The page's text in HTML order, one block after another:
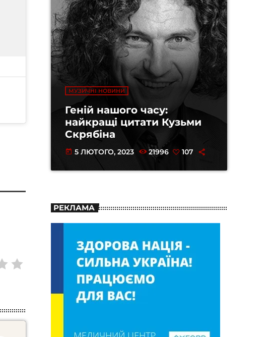
МУЗИЧНІ НОВИНИ
Геній нашого часу:
найкращі цитати Кузьми
Скрябіна
today 5 ЛЮТОГО, 2023 21996 107
РЕКЛАМА